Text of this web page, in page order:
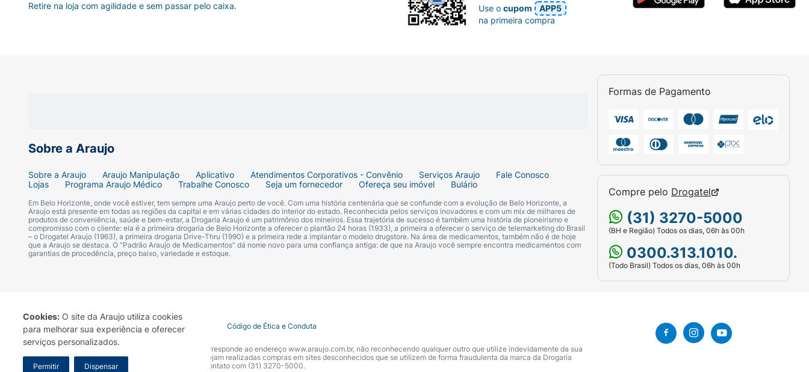
Cookies: O site da Araujo utiliza cookies
para melhorar sua experiência e oferecer
serviços personalizados.
Permitir Dispensar
Sobre a Araujo
Sobre a Araujo Araujo Manipulação Aplicativo Atendimentos Corporativos - Convênio Serviços Araujo
Fale Conosco
Lojas
Programa Araujo Médico Trabalhe Conosco Seja um fornecedor Ofereça seu imóvel Bulário
Em Belo Horizonte, onde você estiver, tem sempre uma Araujo perto de você. Com uma história centenária que se confunde com a evolução de Belo Horizonte, a
Araujo está presente em todas as regiões da capital e em várias cidades do interior do estado. Reconhecida pelos serviços inovadores e com um mix de milhares de
produtos de conveniência, saúde e bem-estar, a Drogaria Araujo é um patrimônio dos mineiros. Essa trajetória de sucesso é também uma história de pioneirismo e
compromisso com o cliente: ela é a primeira drogaria de Belo Horizonte a oferecer o plantão 24 horas (1933), a primeira a oferecer o serviço de telemarketing do Brasil
– o Drogatel Araujo (1963), a primeira drogaria Drive-Thru (1990) e a primeira rede a implantar o modelo drugstore. Na área de medicamentos, também não é de hoje
que a Araujo se destaca. O “Padrão Araujo de Medicamentos” dá nome novo para uma confiança antiga: de que na Araujo você sempre encontra medicamentos com
garantias de procedência, preço baixo, variedade e estoque.
Formas de Pagamento
Compre pelo Drogatel
(31) 3270-5000
(BH e Região) Todos os dias, 06h às 00h
0300.313.1010.
(Todo Brasil) Todos os dias, 06h às 00h
Retire na loja com agilidade e sem passar pelo caixa. Use ocupom
APP5
na primeira compra
Termo de Uso Portal da Privacidade Covid-19 Código de Ética e Conduta
A Drogaria Araujo S/A informa que o seu site oficial corresponde ao endereço www.araujo.com.br, não reconhecendo qualquer outro que utilize indevidamente da sua
marca. Para sua segurança recomendamos que não sejam realizadas compras em sites desconhecidos que se utilizem de forma fraudulenta da marca da Drogaria
Araujo S.A. Em caso de dúvidas, gentileza entrar em contato com (31) 3270-5000.